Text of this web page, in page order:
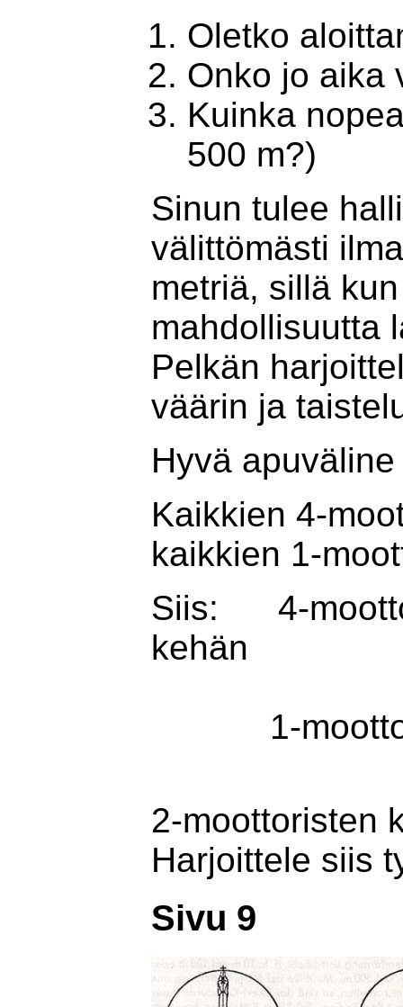
Oletko
Onko jo aika
Kuinka
500 m?)
Sinun tulee
välittömästi
metriä, sillä
mahdollisuutta
Pelkän
väärin ja
Hyvä
Kaikkien 4-
kaikkien 1-
Siis: 4-
kehän
1-
2-moottoristen
Harjoittele siis
Sivu 9